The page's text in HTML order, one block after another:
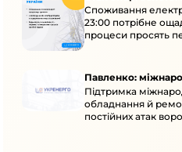
Споживання
23:00 потрібне
процеси просять
Павленко:
енергосистеми
Підтримка
обладнання й
постійних атак